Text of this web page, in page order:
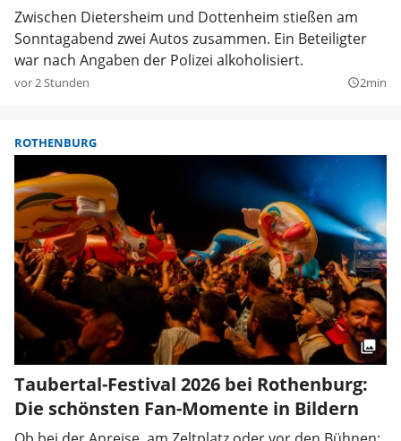
Zwischen Dietersheim und Dottenheim stießen am
Sonntagabend zwei Autos zusammen. Ein Beteiligter
war nach Angaben der Polizei alkoholisiert.
vor 2 Stunden query_builder2min
ROTHENBURG
Taubertal-Festival 2026 bei Rothenburg:
Die schönsten Fan-Momente in Bildern